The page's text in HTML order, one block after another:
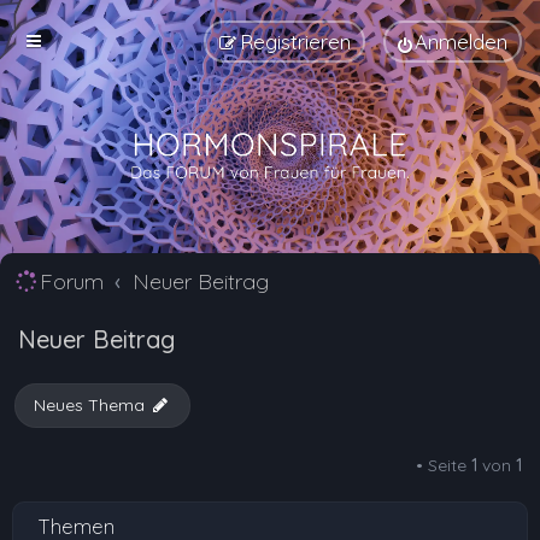
Anmelden
Registrieren
Forum Neuer Beitrag
Neuer Beitrag
Neues Thema
• Seite 1 von 1
Themen